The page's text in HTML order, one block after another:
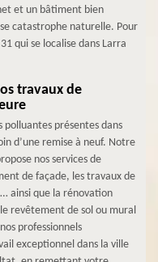
et un bâtiment bien
catastrophe naturelle. Pour
qui se localise dans Larra
travaux de
polluantes présentes dans
d’une remise à neuf. Notre
nos services de
de façade, les travaux de
ainsi que la rénovation
revêtement de sol ou mural
professionnels
exceptionnel dans la ville